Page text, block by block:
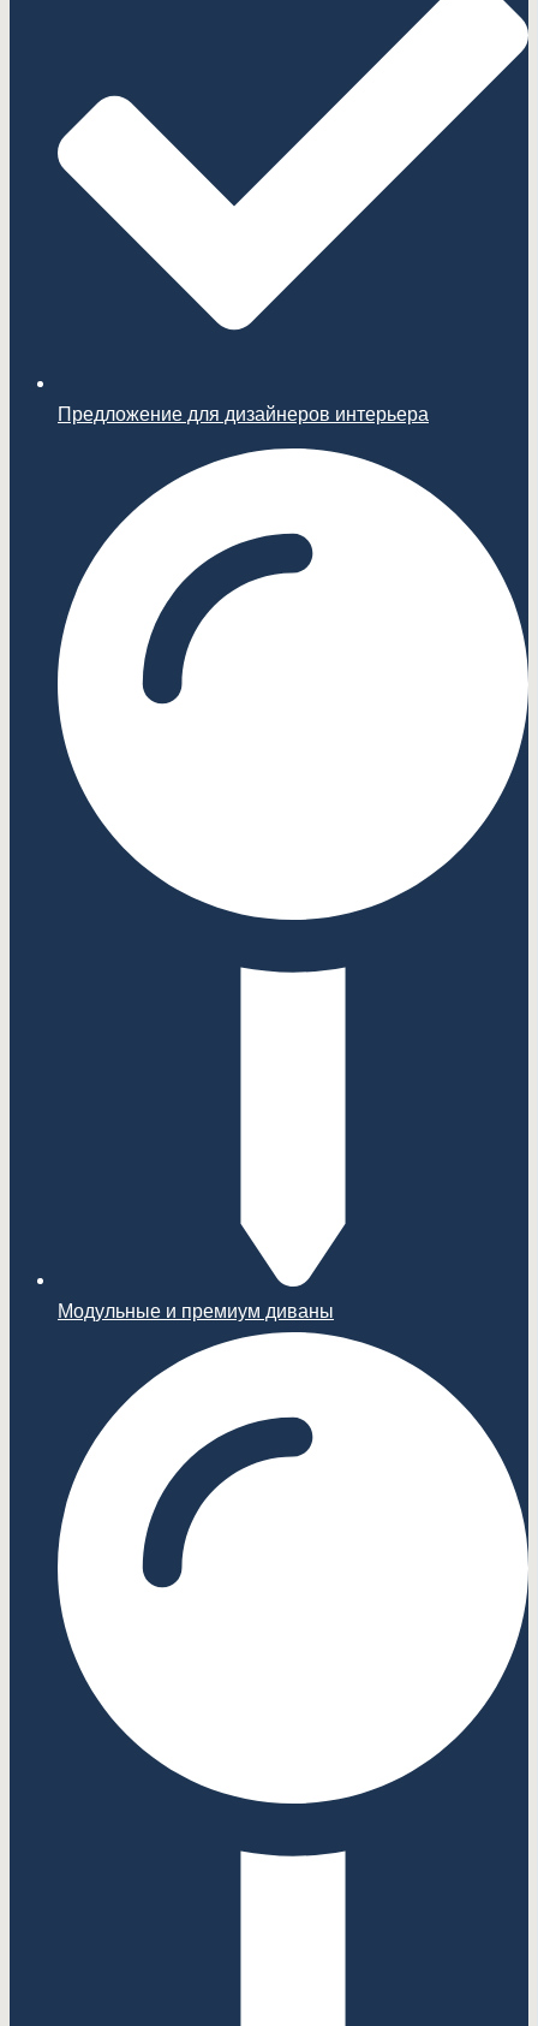
Предложение для дизайнеров интерьера
Модульные и премиум диваны